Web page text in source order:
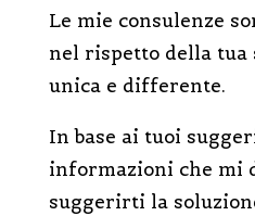
Le mie consulenze
nel rispetto della tua
unica e differente.
In base ai tuoi
informazioni che mi
suggerirti la